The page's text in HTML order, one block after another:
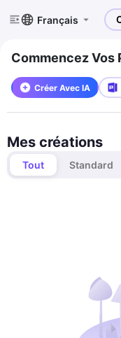
Français
Commencez Vos
Créer Avec IA
Mes créations
Tout Standard